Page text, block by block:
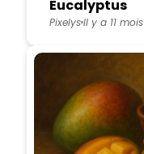
Eucalyptus
PixelysIl y a 11 mois